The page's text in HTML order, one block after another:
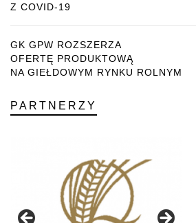
Z COVID-19
GK GPW ROZSZERZA
OFERTĘ PRODUKTOWĄ
NA GIEŁDOWYM RYNKU ROLNYM
PARTNERZY